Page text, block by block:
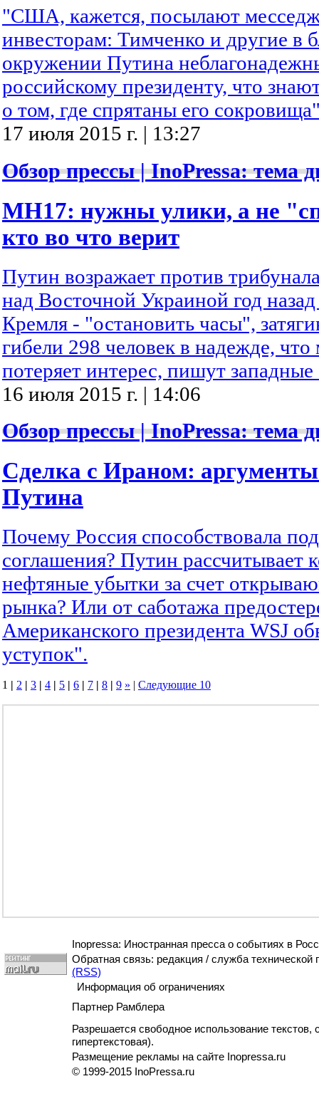
"США, кажется, посылают
инвесторам: Тимченко и другие в
окружении Путина
российскому президенту, что
о том, где спрятаны его
17 июля 2015 г. | 13:27
Обзор прессы | InoPressa: тема
MH17: нужны улики, а не
кто во что верит
Путин возражает против
над Восточной Украиной год
Кремля - "остановить часы",
гибели 298 человек в надежде,
потеряет интерес, пишут
16 июля 2015 г. | 14:06
Обзор прессы | InoPressa: тема
Сделка с Ираном:
Путина
Почему Россия способствовала
соглашения? Путин рассчитывает
нефтяные убытки за счет
рынка? Или от саботажа
Американского президента WSJ
уступок".
1 | 2 | 3 | 4 | 5 | 6 | 7 | 8 | 9 » | Следующие 10
Inopressa: Иностранная пресса о событиях в
Обратная связь: редакция / служба технической
(RSS)
Информация об ограничениях
Партнер Рамблера
Разрешается свободное использование текстов,
гипертекстовая).
Размещение рекламы на сайте Inopressa.ru
© 1999-2015 InoPressa.ru